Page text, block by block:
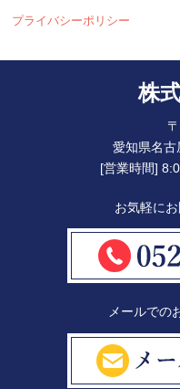
プライバシーポリシー
株
愛知県名
[営業時間]
お気軽に
メールでの